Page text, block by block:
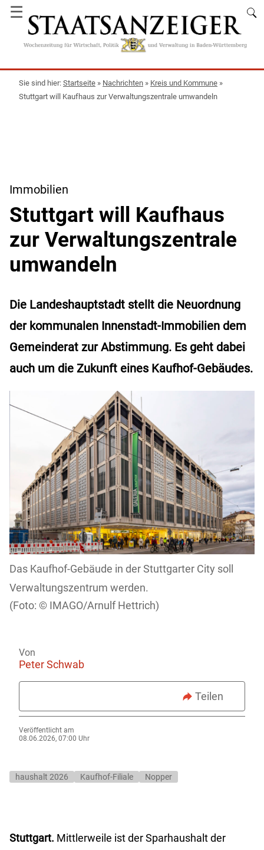
☰
Startseite » Nachrichten » Kreis und Kommune »
Stuttgart will Kaufhaus zur Verwaltungszentrale umwandeln
Immobilien
Stuttgart will Kaufhaus
zur Verwaltungszentrale
umwandeln
Die Landeshauptstadt stellt die Neuordnung
der kommunalen Innenstadt-Immobilien dem
Gemeinderat zur Abstimmung. Es geht dabei
auch um die Zukunft eines Kaufhof-Gebäudes.
Das Kaufhof-Gebäude in der Stuttgarter City soll
Verwaltungszentrum werden.
IMAGO/Arnulf Hettrich)
Von
Peter Schwab
Teilen
Veröffentlicht am
08.06.2026, 07:00 Uhr
haushalt 2026 Kaufhof-Filiale Nopper
Stuttgart. Mittlerweile ist der Sparhaushalt der